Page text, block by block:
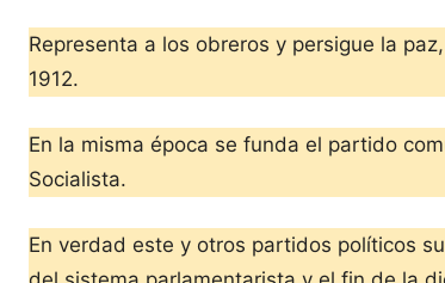
Representa a los obreros y persigue la
1912.
En la misma época se funda el partido
Socialista.
En verdad este y otros partidos políticos